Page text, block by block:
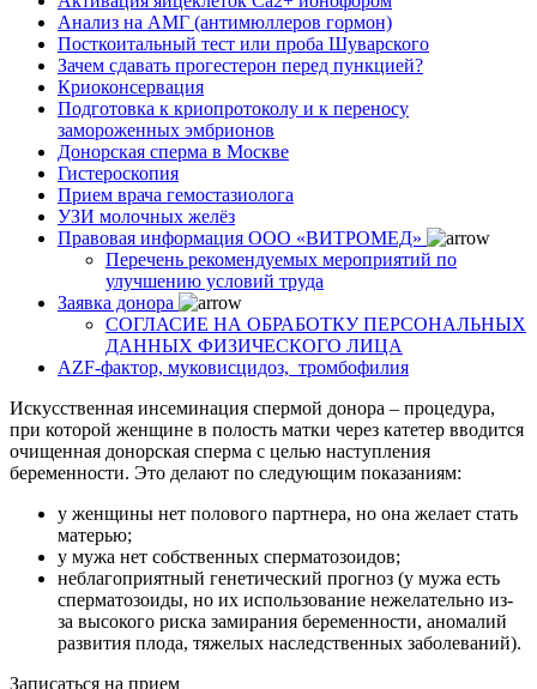
Анализ на АМГ (антимюллеров гормон)
Посткоитальный тест или проба Шуварского
Зачем сдавать прогестерон перед пункцией?
Криоконсервация
Подготовка к криопротоколу и к переносу
замороженных эмбрионов
Донорская сперма в Москве
Гистероскопия
Прием врача гемостазиолога
УЗИ молочных желёз
Правовая информация ООО «ВИТРОМЕД»
Перечень рекомендуемых мероприятий по
улучшению условий труда
Заявка донора
СОГЛАСИЕ НА ОБРАБОТКУ ПЕРСОНАЛЬНЫХ
ДАННЫХ ФИЗИЧЕСКОГО ЛИЦА
AZF-фактор, муковисцидоз, тромбофилия
Искусственная инсеминация спермой донора – процедура,
при которой женщине в полость матки через катетер вводится
очищенная донорская сперма с целью наступления
беременности. Это делают по следующим показаниям:
у женщины нет полового партнера, но она желает стать
матерью;
у мужа нет собственных сперматозоидов;
неблагоприятный генетический прогноз (у мужа есть
сперматозоиды, но их использование нежелательно из-
за высокого риска замирания беременности, аномалий
развития плода, тяжелых наследственных заболеваний).
Записаться на прием